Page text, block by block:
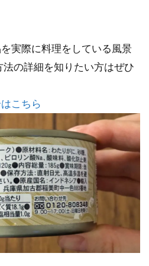
実際に料理をしている風景
の詳細を知りたい方はぜひ
こちら